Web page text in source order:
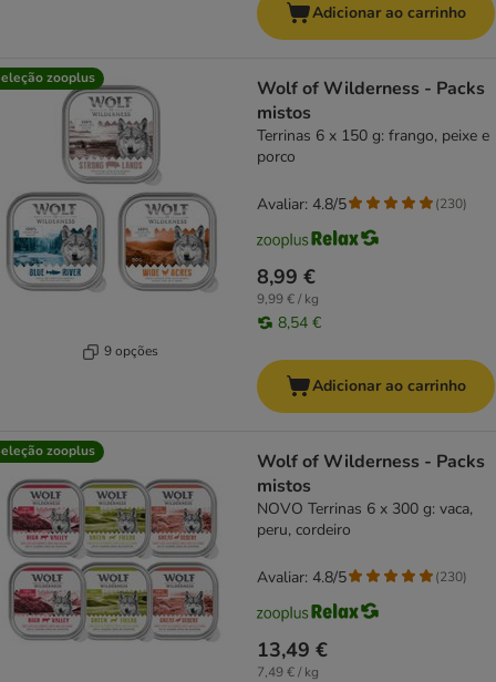
Adicionar ao carrinho
zooplus
9 opções
Wolf of Wilderness - Packs
mistos
Terrinas 6 x 150 g: frango, peixe e
porco
8,99 €
9,99 € / kg
8,54 €
Avaliar: 4.8/5 (230)
Adicionar ao carrinho
zooplus
Wolf of Wilderness - Packs
mistos
NOVO Terrinas 6 x 300 g: vaca,
peru, cordeiro
13,49 €
7,49 € / kg
Avaliar: 4.8/5 (230)